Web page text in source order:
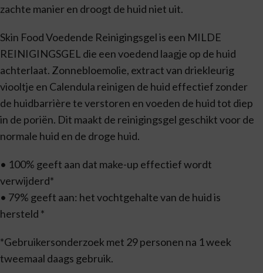
zachte manier en droogt de huid niet uit.
Skin Food Voedende Reinigingsgel is een MILDE
REINIGINGSGEL die een voedend laagje op de huid
achterlaat. Zonnebloemolie, extract van driekleurig
viooltje en Calendula reinigen de huid effectief zonder
de huidbarrière te verstoren en voeden de huid tot diep
in de poriën. Dit maakt de reinigingsgel geschikt voor de
normale huid en de droge huid.
• 100% geeft aan dat make-up effectief wordt
verwijderd*
• 79% geeft aan: het vochtgehalte van de huid is
hersteld *
*Gebruikersonderzoek met 29 personen na 1 week
tweemaal daags gebruik.